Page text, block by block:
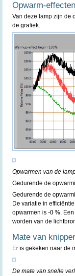
Opwarm-effecten
Van deze lamp zijn de
de grafiek.
Opwarmen van de
Gedurende de
Gedurende de
De variatie in
opwarmen is -0 %.
worden van de
Mate van
Er is gekeken naar de
De mate van snelle